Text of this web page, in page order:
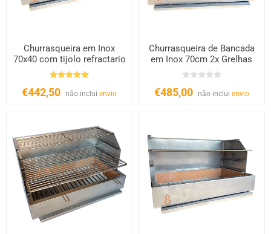
Churrasqueira em Inox
70x40 com tijolo refractario
€442,50 não incluienvio
Churrasqueira de Bancada
em Inox 70cm 2x Grelhas
€485,00 não inclui envio